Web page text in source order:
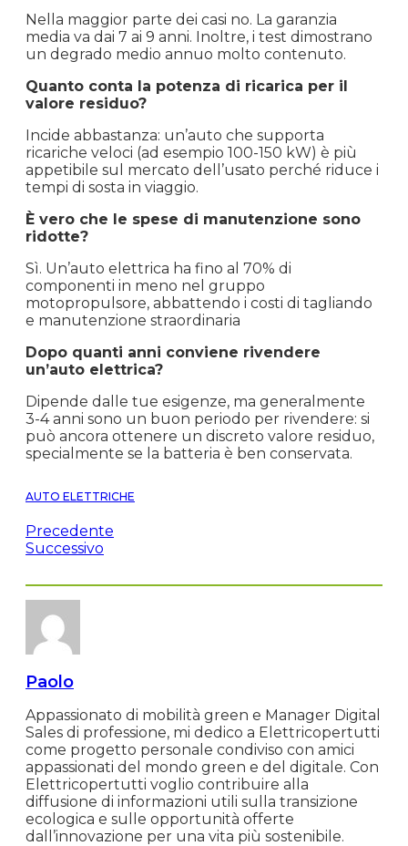
Nella maggior parte dei casi no. La garanzia
media va dai 7 ai 9 anni. Inoltre, i test dimostrano
un degrado medio annuo molto contenuto.
Quanto conta la potenza di ricarica per il
valore residuo?
Incide abbastanza: un’auto che supporta
ricariche veloci (ad esempio 100-150 kW) è più
appetibile sul mercato dell’usato perché riduce i
tempi di sosta in viaggio.
È vero che le spese di manutenzione sono
ridotte?
Sì. Un’auto elettrica ha fino al 70% di
componenti in meno nel gruppo
motopropulsore, abbattendo i costi di tagliando
e manutenzione straordinaria
Dopo quanti anni conviene rivendere
un’auto elettrica?
Dipende dalle tue esigenze, ma generalmente
3-4 anni sono un buon periodo per rivendere: si
può ancora ottenere un discreto valore residuo,
specialmente se la batteria è ben conservata.
AUTO ELETTRICHE
Precedente
Successivo
Paolo
Appassionato di mobilità green e Manager Digital
Sales di professione, mi dedico a Elettricopertutti
come progetto personale condiviso con amici
appassionati del mondo green e del digitale. Con
Elettricopertutti voglio contribuire alla
diffusione di informazioni utili sulla transizione
ecologica e sulle opportunità offerte
dall’innovazione per una vita più sostenibile.